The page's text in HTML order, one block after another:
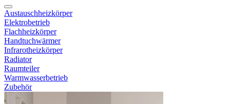
Austauschheizkörper
Elektrobetrieb
Flachheizkörper
Handtuchwärmer
Infrarotheizkörper
Radiator
Raumteiler
Warmwasserbetrieb
Zubehör